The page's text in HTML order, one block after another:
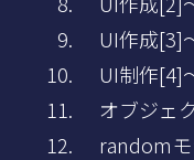
UI作成[3]
UI制作[4]
オブジェ
randomモ